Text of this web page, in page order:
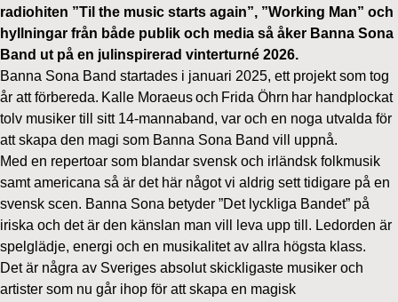
radiohiten ”Til the music starts again”, ”Working Man” och
hyllningar från både publik och media så åker Banna Sona
Band ut på en julinspirerad vinterturné 2026.
Banna Sona Band startades i januari 2025, ett projekt som tog
år att förbereda. Kalle Moraeus och Frida Öhrn har handplockat
tolv musiker till sitt 14-mannaband, var och en noga utvalda för
att skapa den magi som Banna Sona Band vill uppnå.
Med en repertoar som blandar svensk och irländsk folkmusik
samt americana så är det här något vi aldrig sett tidigare på en
svensk scen. Banna Sona betyder ”Det lyckliga Bandet” på
iriska och det är den känslan man vill leva upp till. Ledorden är
spelglädje, energi och en musikalitet av allra högsta klass.
Det är några av Sveriges absolut skickligaste musiker och
artister som nu går ihop för att skapa en magisk